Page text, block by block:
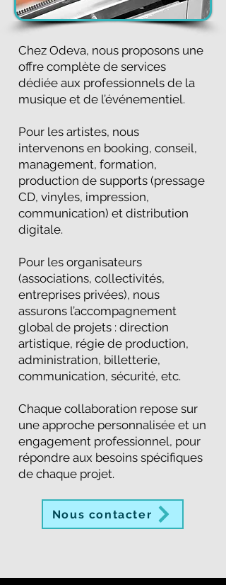
Chez Odeva, nous proposons une
offre complète de services
dédiée aux professionnels de la
musique et de l’événementiel.
Pour les artistes, nous
intervenons en booking, conseil,
management, formation,
production de supports (pressage
CD, vinyles, impression,
communication) et distribution
digitale.
Pour les organisateurs
(associations, collectivités,
entreprises privées), nous
assurons l’accompagnement
global de projets : direction
artistique, régie de production,
administration, billetterie,
communication, sécurité, etc.
Chaque collaboration repose sur
une approche personnalisée et un
engagement professionnel, pour
répondre aux besoins spécifiques
de chaque projet.
Nous contacter